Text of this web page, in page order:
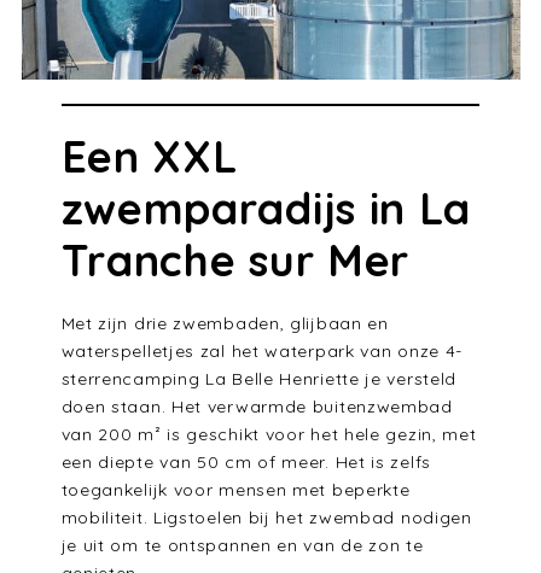
Een XXL
zwemparadijs in La
Tranche sur Mer
Met zijn drie zwembaden, glijbaan en
waterspelletjes zal het waterpark van onze 4-
sterrencamping La Belle Henriette je versteld
doen staan. Het verwarmde buitenzwembad
van 200 m² is geschikt voor het hele gezin, met
een diepte van 50 cm of meer. Het is zelfs
toegankelijk voor mensen met beperkte
mobiliteit. Ligstoelen bij het zwembad nodigen
je uit om te ontspannen en van de zon te